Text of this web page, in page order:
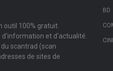
outil 100% gratuit.
d'information et d'actualité.
scantrad (scan
de sites de
BD